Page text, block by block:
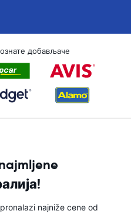
добављаче
najniže cene od